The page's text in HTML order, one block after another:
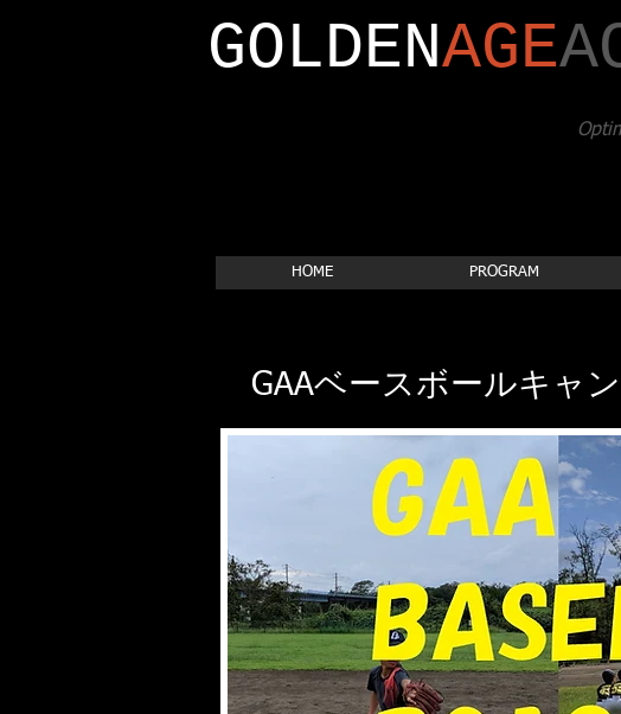
GOLDENAGE
HOME PROGRAM
GAAベースボールキャ